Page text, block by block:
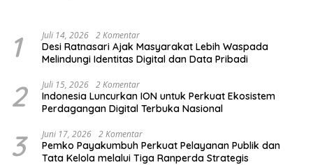
1 Juli 14, 2026 2 Komentar
Desi Ratnasari Ajak Masyarakat Lebih Waspada
Melindungi Identitas Digital dan Data Pribadi
2 Juli 15, 2026 2 Komentar
Indonesia Luncurkan ION untuk Perkuat Ekosistem
Perdagangan Digital Terbuka Nasional
3 Juni 17, 2026 2 Komentar
Pemko Payakumbuh Perkuat Pelayanan Publik dan
Tata Kelola melalui Tiga Ranperda Strategis